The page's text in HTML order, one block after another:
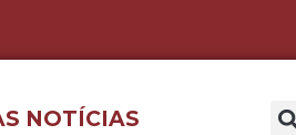
NOTÍCIAS